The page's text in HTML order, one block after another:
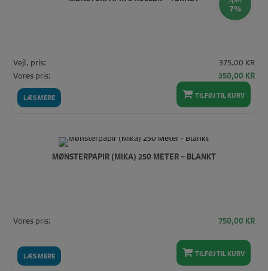
7%
LÆS MERE
Vejl. pris:
375.00 KR
Vores pris:
Den
oprindelige
pris
var:
350,00 KRDen
TILFØJ TIL KURV
MØNSTERPAPIR (MIKA) 250 METER – BLANKT
LÆS MERE
Vores pris: 750,00 KR
TILFØJ TIL KURV